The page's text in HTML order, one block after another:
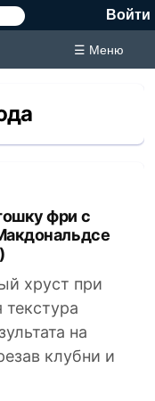
Войти
☰ Меню
хруст при
на
клубни и